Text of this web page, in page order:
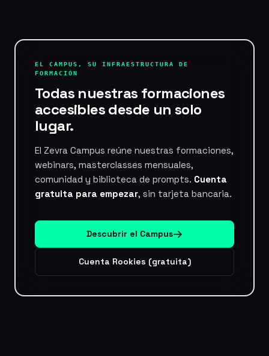
EL CAMPUS, SU INFRAESTRUCTURA DE
FORMACIÓN
Todas nuestras formaciones
accesiblesdesde un solo
lugar.
El Zevra Campus reúne nuestras formaciones,
webinars, masterclasses mensuales,
comunidad y biblioteca de prompts. Cuenta
gratuita para empezar, sin tarjeta bancaria.
Descubrir el Campus
Cuenta Rookies (gratuita)